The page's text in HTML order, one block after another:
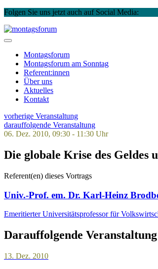
Folgen Sie uns jetzt auch auf Social Media:
Skip
to
Montagsforum
Montagsforum am Sonntag
Referent:innen
Über uns
Aktuelles
Kontakt
vorherige Veranstaltung
darauffolgende Veranstaltung
06. Dez. 2010, 09:30 - 11:30 Uhr
Die globale Krise des Geldes
Referent(en) dieses Vortrags
Univ.-Prof. em. Dr. Karl-Heinz
Emeritierter Universitätsprofessor für
Darauffolgende Veranstaltung
13. Dez. 2010